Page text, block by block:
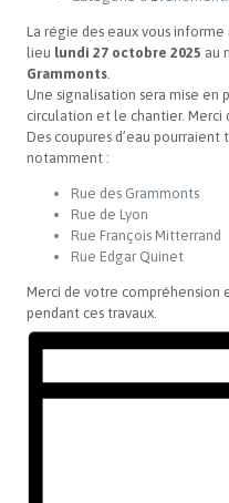
La régie des eaux vous
lieu lundi 27 octobre 2025 au
Grammonts
Une signalisation sera mise en
circulation et le chantier. Merci
Des coupures d’eau pourraient
notamment :
Rue des Grammonts
Rue de Lyon
Rue François Mitterrand
Rue Edgar Quinet
Merci de votre compréhension
pendant ces travaux.